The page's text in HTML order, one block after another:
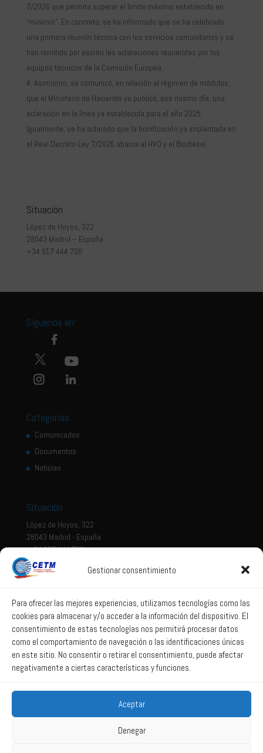
Gestionar consentimiento
Para ofrecer las mejores experiencias, utilizamos tecnologías como las
cookies para almacenar y/o acceder a la información del dispositivo. El
consentimiento de estas tecnologías nos permitirá procesar datos
como el comportamiento de navegación o las identificaciones únicas
en este sitio. No consentir o retirar el consentimiento, puede afectar
negativamente a ciertas características y funciones.
Aceptar
Denegar
7/2026 que permita superar el límite máximo establecido en
“minimis”. En concreto, se ha informado que se ha celebrado
una primera reunión técnica con los servicios comunitarios y se
han remitido por escrito las aclaraciones requeridas por los
equipos técnicos de la Comisión Europea.
Asimismo, se comunicó, en relación al régimen de módulos,
que el Ministerio de Hacienda ya publicó, ese mismo día, una
aclaración en la línea ya establecida para el año 2025.
Igualmente, se ha aclarado que la bonificación ya implantada en
el Real Decreto-Ley 7/2026 abarca al HVO y el Biodiésel.
Situación
López de Hoyos, 322
28043 Madrid – España
+34 917 444 700
Síguenos en:
Categorías
Comunicados
Documentos
Noticias
Situación
López de Hoyos, 322
28043 Madrid - España
+ 34 917 444 700
Aviso legal
Política de privacidad
Política de Sistema Interno de Información
Política de Cookies
Correo web